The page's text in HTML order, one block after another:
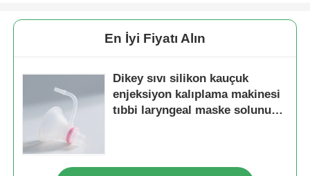
Silikon kauçuk enjeksiyon kalıplama
En İyi Fiyatı Alın
Dikey sıvı silikon kauçuk
enjeksiyon kalıplama makinesi
tıbbi laryngeal maske solunum